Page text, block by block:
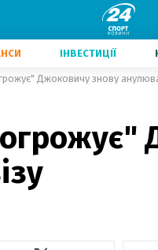
ІНВЕСТИЦІЇ
Джоковичу знову